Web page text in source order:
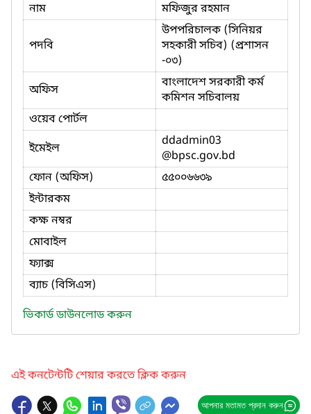
নাম মফিজুর রহমান
পদবি
উপপরিচালক (সিনিয়র
সহকারী সচিব) (প্রশাসন
-০৩)
অফিস
বাংলাদেশ সরকারী কর্ম
কমিশন সচিবালয়
ওয়েব পোর্টল
ইমেইল
ddadmin03
@bpsc.gov.bd
ফোন (অফিস)
৫৫০০৬৬৩৯
ইন্টারকম
কক্ষ নম্বর
মোবাইল
ফ্যাক্স
ব্যাচ (বিসিএস)
ভিকার্ড ডাউনলোড করুন
এই কনটেন্টটি শেয়ার করতে ক্লিক করুন
আপনার মতামত প্রদান করুন